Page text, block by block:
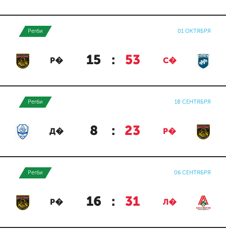
Регби 01 ОКТЯБРЯ
Р� 15 : 53 С�
Регби 18 СЕНТЯБРЯ
Д� 8 : 23 Р�
Регби 06 СЕНТЯБРЯ
Р� 16 : 31 Л�